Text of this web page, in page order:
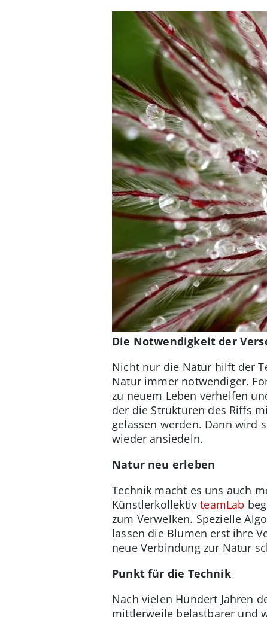
Die Notwendigkeit der
Nicht nur die Natur hilft der
Natur immer notwendiger.
zu neuem Leben verhelfen
der die Strukturen des Riffs
gelassen werden. Dann wird
wieder ansiedeln.
Natur neu erleben
Technik macht es uns auch
KünstlerkollektivteamLab
zum Verwelken. Spezielle
lassen die Blumen erst ihre
neue Verbindung zur Natur
Punkt für die Technik
Nach vielen Hundert Jahren
mittlerweile belastbarer und